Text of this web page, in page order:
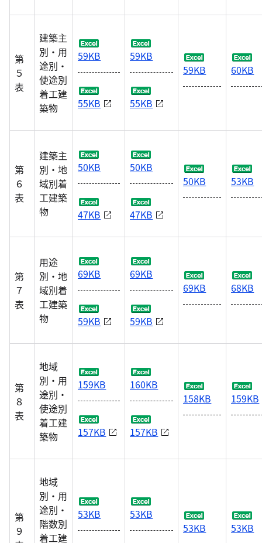
第
５
表
建築主
別・用
途別・
使途別
着工建
築物
59KB
55KB
59KB
55KB
59KB 60KB
第
６
表
建築主
別・地
域別着
工建築
物
50KB
47KB
50KB
47KB
50KB 53KB
第
７
表
用途
別・地
域別着
工建築
物
69KB
59KB
69KB
59KB
69KB 68KB
第
８
表
地域
別・用
途別・
使途別
着工建
築物
159KB
157KB
160KB
157KB
158KB 159KB
第
９
地域
別・用
途別・
階数別
着工建
53KB
53KB
53KB
53KB